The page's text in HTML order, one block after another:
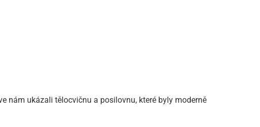
nám ukázali tělocvičnu a posilovnu, které byly moderně